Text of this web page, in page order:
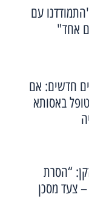
עם
אחד"
חדשים: אם
באסותא
“הסרת
– צעד מסכן